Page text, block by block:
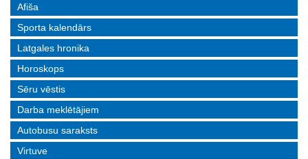
Afiša
Sporta kalendārs
Latgales hronika
Horoskops
Sēru vēstis
Darba meklētājiem
Autobusu saraksts
Virtuve